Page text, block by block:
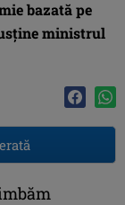
bazată pe
ministrul